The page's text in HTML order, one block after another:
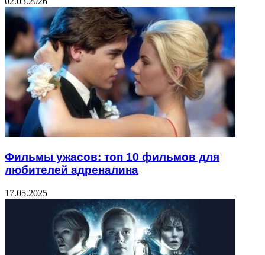
Фильмы ужасов: топ 10 фильмов для
любителей адреналина
17.05.2025